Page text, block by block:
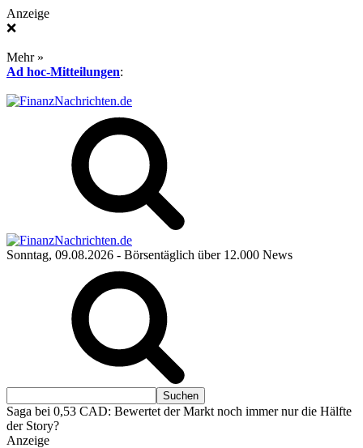
Anzeige
❌
Mehr »
Ad hoc-Mitteilungen:
Sonntag, 09.08.2026 - Börsentäglich über 12.000 News
Saga bei 0,53 CAD: Bewertet der Markt noch immer nur die Hälfte
der Story?
Anzeige